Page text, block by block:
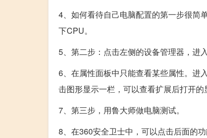
4、如何看待自己电脑配置的第一步很简
下CPU。
5、第二步：点击左侧的设备管理器，进
6、在属性面板中只能查看某些属性。进
击图形显示一栏，可以查看扩展后打开的
7、第三步，用鲁大师做电脑测试。
8、在360安全卫士中，可以点击后面的